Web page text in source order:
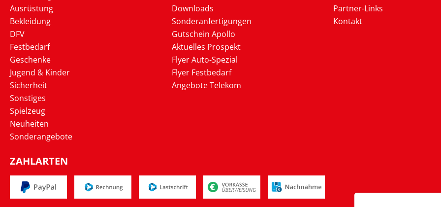
Ausrüstung
Bekleidung
DFV
Festbedarf
Geschenke
Jugend & Kinder
Sicherheit
Sonstiges
Spielzeug
Neuheiten
Sonderangebote
Downloads
Sonderanfertigungen
Gutschein Apollo
Aktuelles Prospekt
Flyer Auto-Spezial
Flyer Festbedarf
Angebote Telekom
Partner-Links
Kontakt
ZAHLARTEN